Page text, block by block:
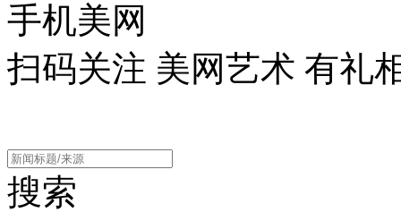
手机美网
扫码关注 美网艺术 有礼
搜索